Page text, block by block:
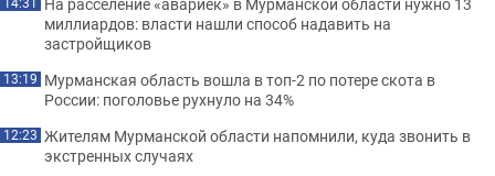
миллиардов: власти нашли способ надавить на
застройщиков
13:19 Мурманская область вошла в топ-2 по потере скота в
России: поголовье рухнуло на 34%
12:23 Жителям Мурманской области напомнили, куда звонить в
экстренных случаях